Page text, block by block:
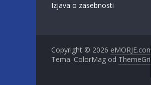
Izjava o zasebnosti
Copyright © 2026 eMORJE.com
Tema: ColorMag od ThemeGrill